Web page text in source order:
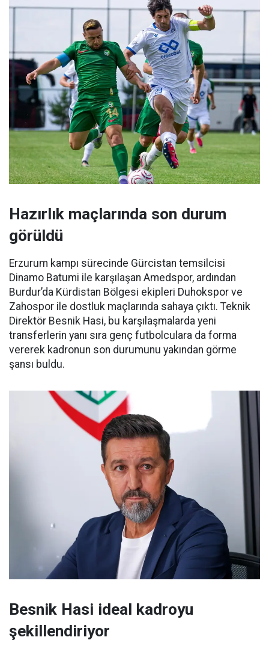
Hazırlık maçlarında son durum
görüldü
Erzurum kampı sürecinde Gürcistan temsilcisi
Dinamo Batumi ile karşılaşan Amedspor, ardından
Burdur’da Kürdistan Bölgesi ekipleri Duhokspor ve
Zahospor ile dostluk maçlarında sahaya çıktı. Teknik
Direktör Besnik Hasi, bu karşılaşmalarda yeni
transferlerin yanı sıra genç futbolculara da forma
vererek kadronun son durumunu yakından görme
şansı buldu.
Besnik Hasi ideal kadroyu
şekillendiriyor